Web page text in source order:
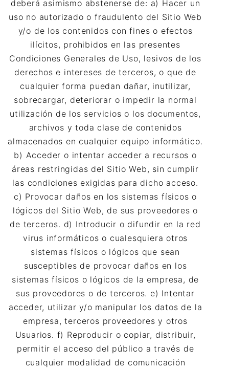
deberá asimismo abstenerse de: a) Hacer un
uso no autorizado o fraudulento del Sitio Web
y/o de los contenidos con fines o efectos
ilícitos, prohibidos en las presentes
Condiciones Generales de Uso, lesivos de los
derechos e intereses de terceros, o que de
cualquier forma puedan dañar, inutilizar,
sobrecargar, deteriorar o impedir la normal
utilización de los servicios o los documentos,
archivos y toda clase de contenidos
almacenados en cualquier equipo informático.
b) Acceder o intentar acceder a recursos o
áreas restringidas del Sitio Web, sin cumplir
las condiciones exigidas para dicho acceso.
c) Provocar daños en los sistemas físicos o
lógicos del Sitio Web, de sus proveedores o
de terceros. d) Introducir o difundir en la red
virus informáticos o cualesquiera otros
sistemas físicos o lógicos que sean
susceptibles de provocar daños en los
sistemas físicos o lógicos de la empresa, de
sus proveedores o de terceros. e) Intentar
acceder, utilizar y/o manipular los datos de la
empresa, terceros proveedores y otros
Usuarios. f) Reproducir o copiar, distribuir,
permitir el acceso del público a través de
cualquier modalidad de comunicación